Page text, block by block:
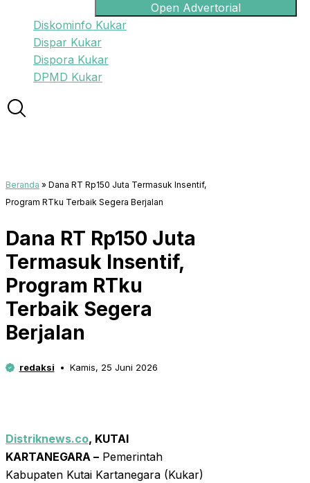
Open Advertorial
Diskominfo Kukar
Dispar Kukar
Dispora Kukar
DPMD Kukar
Beranda » Dana RT Rp150 Juta Termasuk Insentif,
Program RTku Terbaik Segera Berjalan
Dana RT Rp150 Juta
Termasuk Insentif,
Program RTku
Terbaik Segera
Berjalan
redaksi Kamis, 25 Juni 2026
Distriknews.co, KUTAI
KARTANEGARA – Pemerintah
Kabupaten Kutai Kartanegara (Kukar)